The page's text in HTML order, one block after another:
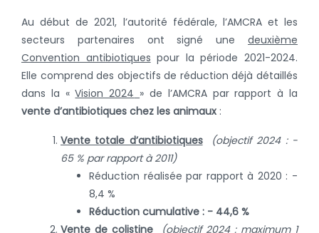
Au début de 2021, l’autorité fédérale, l’AMCRA et les
secteurs partenaires ont signé une deuxième
Convention antibiotiques pour la période 2021-2024.
Elle comprend des objectifs de réduction déjà détaillés
dans la «Vision 2024 » de l’AMCRA par rapport à la
vente d’antibiotiques chez les animaux :
Vente totale d’antibiotiques
(objectif 2024 : -
65 % par rapport à 2011)
Réduction réalisée par rapport à 2020 : -
8,4 %
Réduction cumulative : - 44,6 %
Vente de colistine
(objectif 2024 : maximum 1